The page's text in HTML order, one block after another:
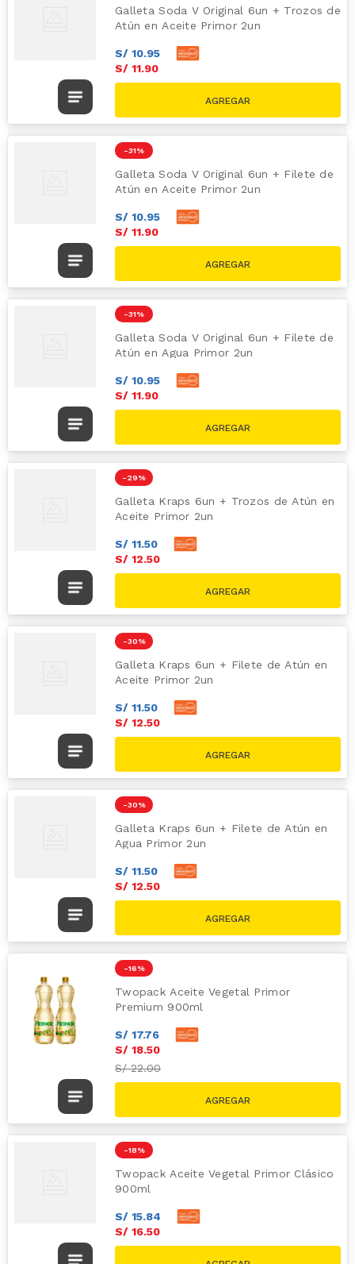
Galleta Soda V Original 6un + Trozos de
Atún en Aceite Primor 2un
S/ 10.95
S/ 11.90
S/16.90
-31 %
Galleta Soda V Original 6un + Filete de
Atún en Aceite Primor 2un
S/ 10.95
S/ 11.90
S/17.30
-31 %
Galleta Soda V Original 6un + Filete de
Atún en Agua Primor 2un
S/ 10.95
S/ 11.90
S/17.30
-29 %
Galleta Kraps 6un + Trozos de Atún en
Aceite Primor 2un
S/ 11.50
S/ 12.50
S/17.50
-30 %
Galleta Kraps 6un + Filete de Atún en
Aceite Primor 2un
S/ 11.50
S/ 12.50
S/17.90
-30 %
Galleta Kraps 6un + Filete de Atún en
Agua Primor 2un
S/ 11.50
S/ 12.50
S/17.90
-16 %
Twopack Aceite Vegetal Primor
Premium 900ml
S/ 17.76
S/ 18.50
S/22.00
-18 %
Twopack Aceite Vegetal Primor Clásico
900ml
S/ 15.84
S/ 16.50
S/20.00